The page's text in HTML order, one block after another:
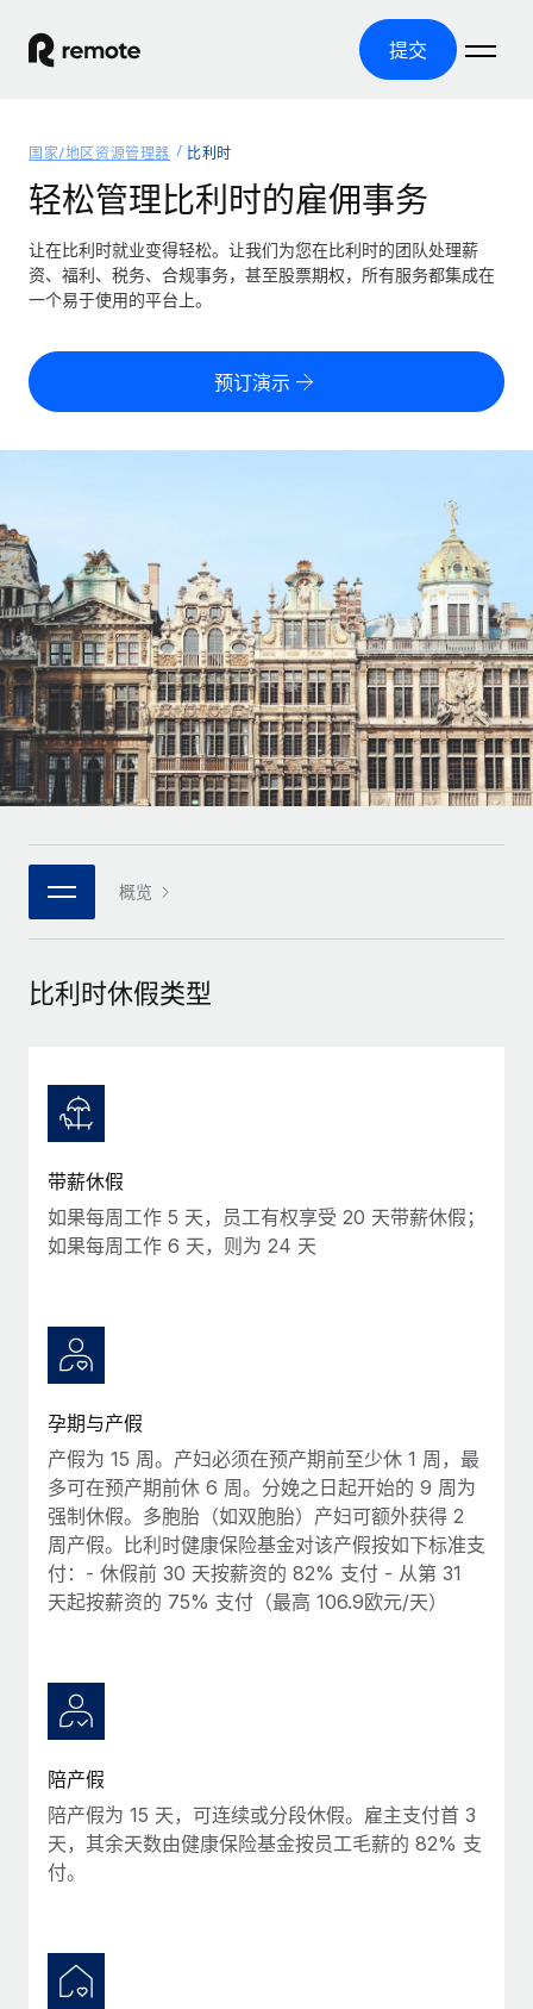
提交
产品
全球招聘
全球薪资管理
轻松运行合规薪资
零实体成本实现全球扩张
PEO
外包复杂雇佣任务
基础设施
Remote Embedded
将人力资源无缝融入工作流程
团队的内置核心人力资源功能
连接 新的
使用我们的 MCP 将任何人工智能工具与 Remote 平台相连
借助核心业务工具简化流程
咨询专家
获得全球人力资源与合规方面的专家帮助
背景调查
简化候选人筛选流程
设备管理
实体设立
快速建立合规实体
人员调配与搬迁
轻松搬迁员工
福利
覆盖全球
美国各州浏览器
成长阶段
初创企业
为成长型企业量身打造的全球敏捷型人力资源与薪资解决方案
中型市场
通过定制化人力资源解决方案扩展团队
企业
与我们携手合作
战略技术合作伙伴
集成与人工智能自动化咨询
资源
工具与计算器
误分类风险计算工具
合同工薪酬结算计算器
探索全球合同工的结算货币选项与结算速度
通过 REMOTE 学习
研究与指引
案例研究
人力资源术语表
核对表和模板
职位描述库
网络研讨会
活动
薪金与人才洞察
洞察中心
获得支持
查看全部资源
Why owned entities are key to maintaining
EOR compliance
As the global workforce continues to expand in response
to the demands of today’s labor market, the...
了解更多
What a Workday global payroll implementation
actually looks like
six-month project with a dedicated team....
了解更多
定价
中文（简体）
English
Nederlands
Français
Deutsch
Español
Italiano
Português (Portugal)
日本語
한국어
国家/地区资源管理器 比利时
轻松管理比利时的雇佣事务
让在比利时就业变得轻松。让我们为您在比利时的团队处理薪
资、福利、税务、合规事务，甚至股票期权，所有服务都集成在
一个易于使用的平台上。
预订演示
概览
比利时休假类型
带薪休假
如果每周工作 5 天，员工有权享受 20 天带薪休假；
如果每周工作 6 天，则为 24 天
孕期与产假
产假为 15 周。产妇必须在预产期前至少休 1 周，最
多可在预产期前休 6 周。分娩之日起开始的 9 周为
强制休假。多胞胎（如双胞胎）产妇可额外获得 2
周产假。比利时健康保险基金对该产假按如下标准支
付：- 休假前 30 天按薪资的 82% 支付 - 从第 31
天起按薪资的 75% 支付（最高 106.9欧元/天）
陪产假
陪产假为 15 天，可连续或分段休假。雇主支付首 3
天，其余天数由健康保险基金按员工毛薪的 82% 支
付。